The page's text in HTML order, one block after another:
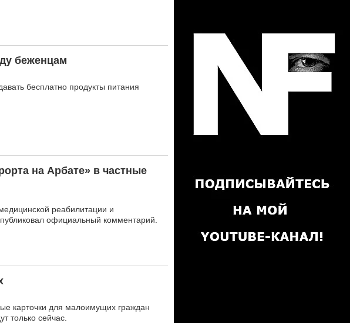
беженцам
бесплатно продукты питания
на Арбате» в частные
реабилитации и
официальный комментарий.
карточки для малоимущих граждан
только сейчас.